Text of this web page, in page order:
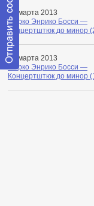
16 марта 2013
Марко Энрико Босси —
Концертштюк до минор
16 марта 2013
Марко Энрико Босси —
Концертштюк до минор
Отправить
модератору